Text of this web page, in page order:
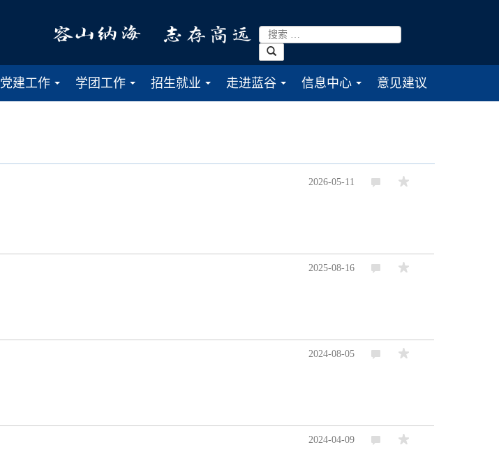
党建工作
学团工作
招生就业
走进蓝谷
信息中心
意见建议
2026-05-11
2025-08-16
2024-08-05
2024-04-09